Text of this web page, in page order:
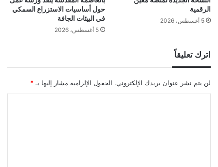
الرقمية
5 أغسطس، 2026
حول أساسيات الاستزراع السمكي
في البيئات الجافة
5 أغسطس، 2026
اترك تعليقاً
لن يتم نشر عنوان بريدك الإلكتروني. الحقول الإلزامية مشار إليها بـ *